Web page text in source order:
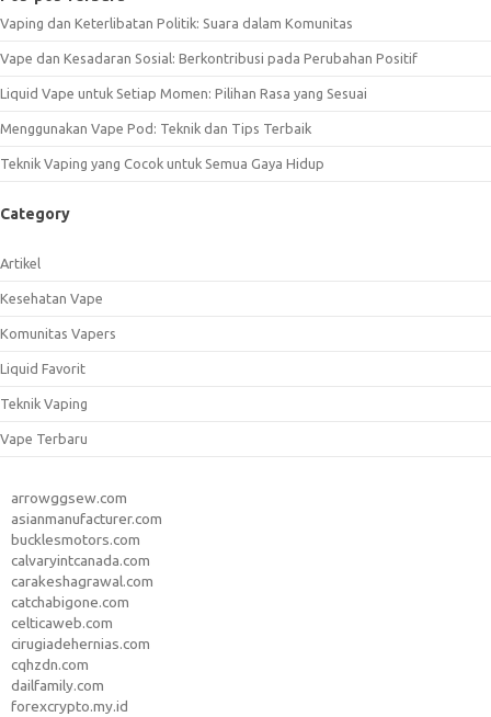
Vaping dan Keterlibatan Politik: Suara dalam Komunitas
Vape dan Kesadaran Sosial: Berkontribusi pada Perubahan Positif
Liquid Vape untuk Setiap Momen: Pilihan Rasa yang Sesuai
Menggunakan Vape Pod: Teknik dan Tips Terbaik
Teknik Vaping yang Cocok untuk Semua Gaya Hidup
Category
Artikel
Kesehatan Vape
Komunitas Vapers
Liquid Favorit
Teknik Vaping
Vape Terbaru
arrowggsew.com
asianmanufacturer.com
bucklesmotors.com
calvaryintcanada.com
carakeshagrawal.com
catchabigone.com
celticaweb.com
cirugiadehernias.com
cqhzdn.com
dailfamily.com
forexcrypto.my.id